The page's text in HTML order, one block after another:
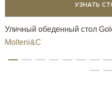
УЗНАТЬ
Уличный обеденный стол
Molteni&C